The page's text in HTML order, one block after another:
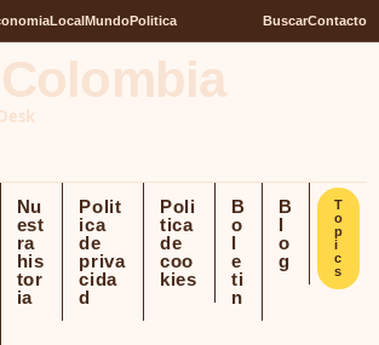
LocalMundoPolitica BuscarContacto
Nu
est
ra
his
tor
ia
Polit
ica
de
priva
cida
d
Poli
tica
de
coo
kies
B
o
l
e
ti
n
B
l
o
g
T
o
p
i
c
s